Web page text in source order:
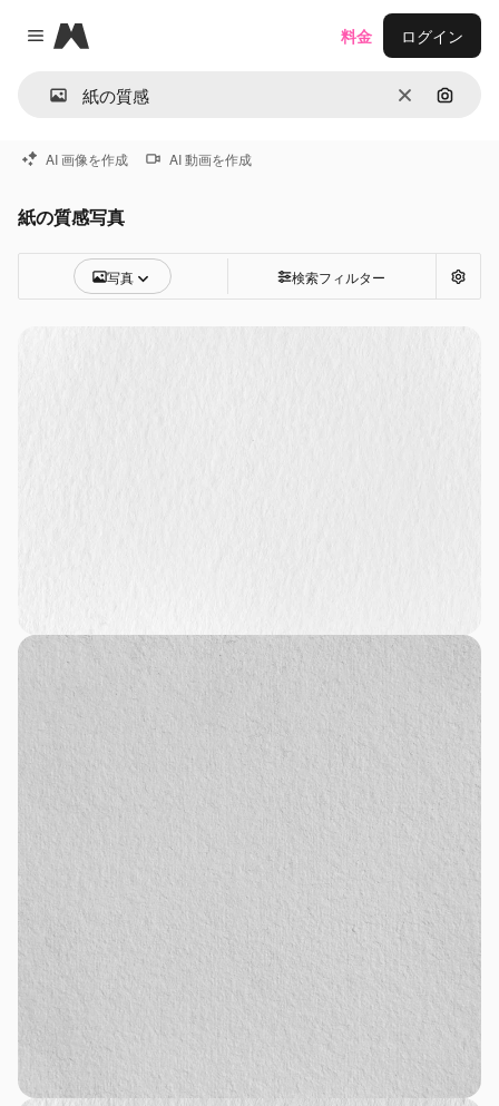
Close menu
Magnific
消去 画像で
料金 ログイン
AI 画像を作成 AI 動画を作成
紙の質感写真
写真 検索フィルター